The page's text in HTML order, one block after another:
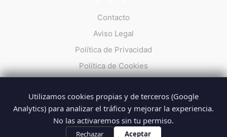
Contacto
Aviso Legal
Política de Privacidad
Política de Cookies
© 2026 Summarios · La web no oficial de los profesionales del
SUMMA 112
Utilizamos cookies propias y de terceros (Google
Analytics) para analizar el tráfico y mejorar la experiencia.
No las activaremos sin tu permiso.
Rechazar Aceptar